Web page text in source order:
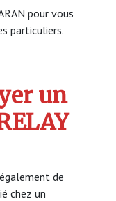
pour vous
particuliers.
un
de
chez un